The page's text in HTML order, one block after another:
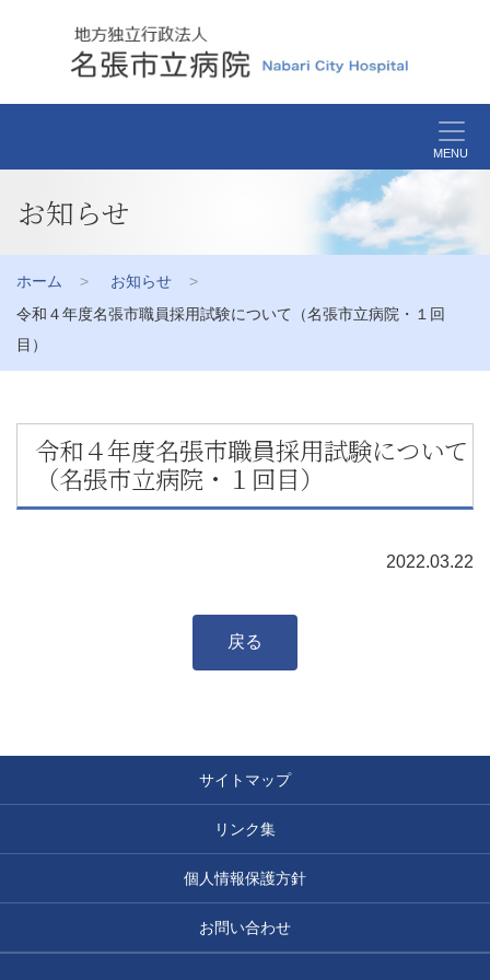
MENU
お知らせ
ホーム
お知らせ
令和４年度名張市職員採用試験について（名張市立病院・１回
目）
令和４年度名張市職員採用試験について
（名張市立病院・１回目）
2022.03.22
戻る
サイトマップ
リンク集
個人情報保護方針
お問い合わせ